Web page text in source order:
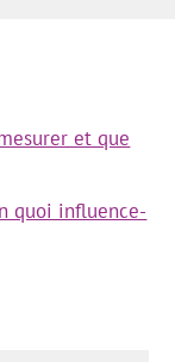
et que
quoi influence-